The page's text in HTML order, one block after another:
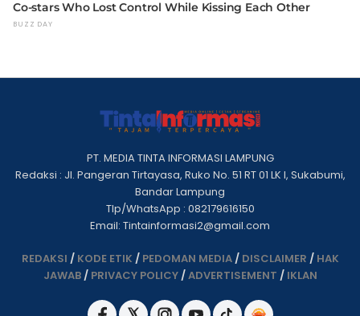
PT. MEDIA TINTA INFORMASI LAMPUNG
Redaksi : Jl. Pangeran Tirtayasa, Ruko No. 51 RT 01 LK I, Sukabumi,
Bandar Lampung
Tlp/WhatsApp : 082179616150
Email: Tintainformasi2@gmail.com
REDAKSI / KODE ETIK / PEDOMAN MEDIA/ DISCLAIMER / HAK
JAWAB/ PRIVACY POLICY/ADVERTISEMENT / IKLAN